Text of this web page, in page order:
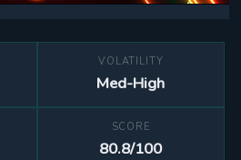
VOLATILITY
Med-High
SCORE
80.8/100